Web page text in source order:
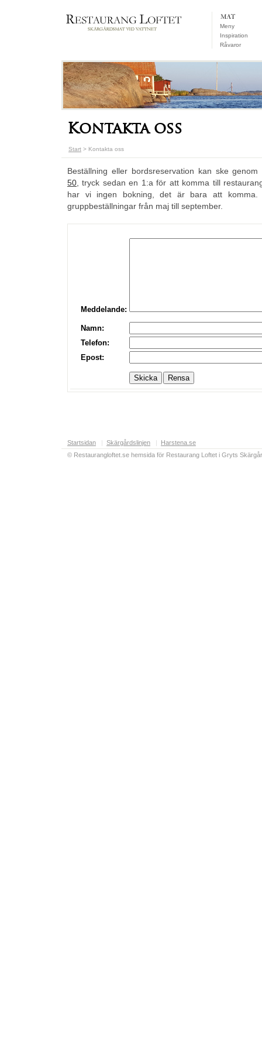
Meny
Inspiration
Råvaror
Kontakta oss
Start > Kontakta oss
Beställning eller bordsreservation kan ske
50 , tryck sedan en 1:a för att komma till
har vi ingen bokning, det är bara att
gruppbeställningar från maj till september.
Meddelande:
Namn:
Telefon:
Epost:
Startsidan | Skärgårdslinjen | Harstena.se
© Restaurangloftet.se hemsida för Restaurang Loftet i Gryts